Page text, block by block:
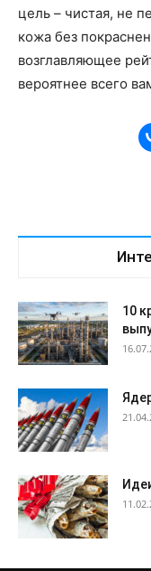
цель – чистая, не
кожа без
возглавляющее
вероятнее всего
10